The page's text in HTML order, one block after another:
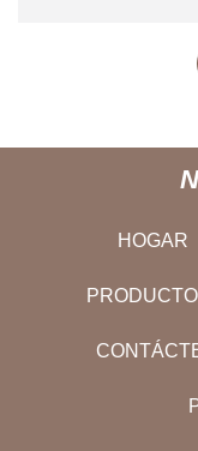
HOGAR